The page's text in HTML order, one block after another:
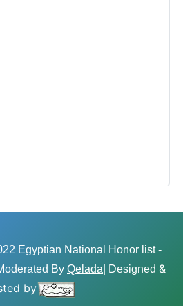
Egyptian National Honor list -
By Qelada | Designed &
by